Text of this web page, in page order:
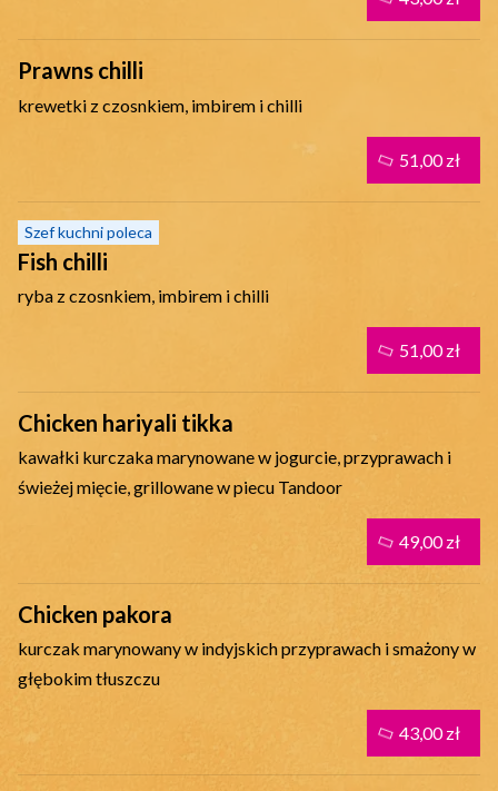
Prawns chilli
krewetki z czosnkiem, imbirem i chilli
Szef kuchni poleca
Fish chilli
ryba z czosnkiem, imbirem i chilli
Chicken hariyali tikka
kawałki kurczaka marynowane w jogurcie, przyprawach i
świeżej mięcie, grillowane w piecu Tandoor
Chicken pakora
kurczak marynowany w indyjskich przyprawach i smażony w
głębokim tłuszczu